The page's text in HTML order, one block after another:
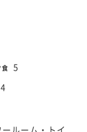
食 5
4
ルーム・トイ